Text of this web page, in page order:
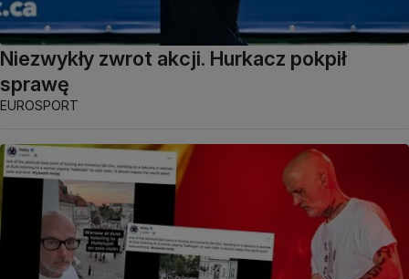
Niezwykły zwrot akcji. Hurkacz pokpił
sprawę
EUROSPORT